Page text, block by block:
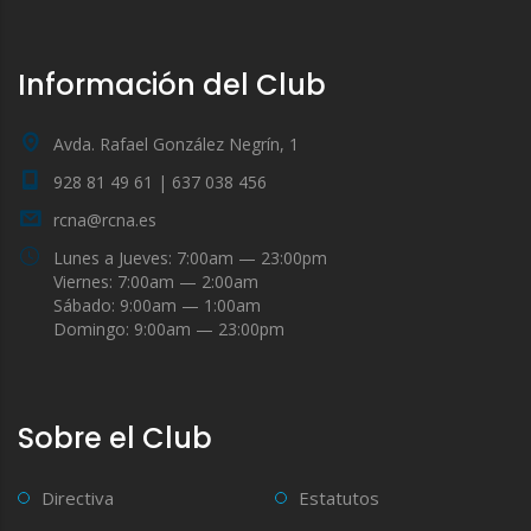
Información del Club
Avda. Rafael González Negrín, 1
928 81 49 61 | 637 038 456
rcna@rcna.es
Lunes a Jueves: 7:00am — 23:00pm
Viernes: 7:00am — 2:00am
Sábado: 9:00am — 1:00am
Domingo: 9:00am — 23:00pm
Sobre el Club
Directiva Estatutos